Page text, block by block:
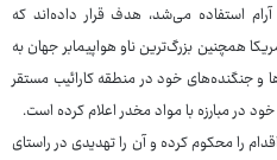
استفاده می‌شد، هدف قرار داده‌اند که
آمریکا همچنین بزرگ‌ترین ناو هواپیمابر جهان به
و جنگنده‌های خود در منطقه کارائیب مستقر
در مبارزه با مواد مخدر اعلام کرده است.
را محکوم کرده و آن را تهدیدی در راستای